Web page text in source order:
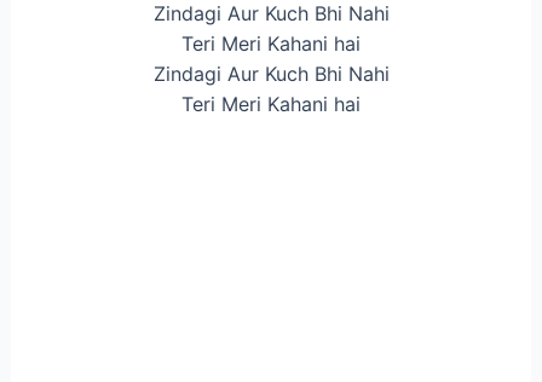
Zindagi Aur Kuch Bhi Nahi
Teri Meri Kahani hai
Zindagi Aur Kuch Bhi Nahi
Teri Meri Kahani hai